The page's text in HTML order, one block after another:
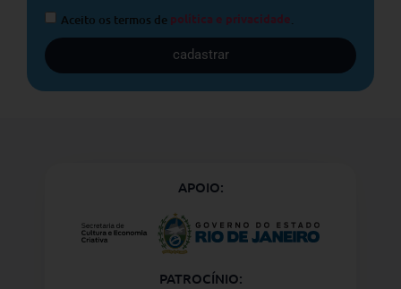
Aceito os termos de política e privacidade
cadastrar
APOIO:
PATROCÍNIO: